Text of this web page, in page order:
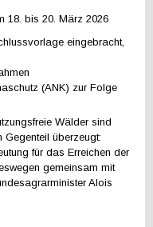
18. bis 20. März 2026
eingebracht,
(ANK) zur Folge
Wälder sind
überzeugt:
für das Erreichen der
gemeinsam mit
Alois